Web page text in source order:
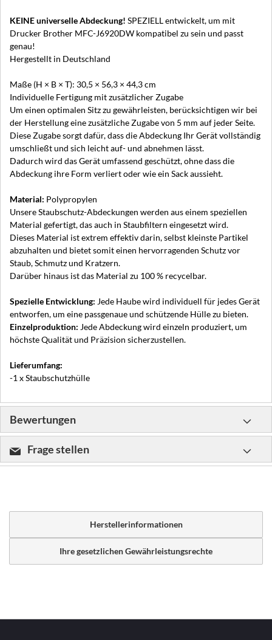
KEINE universelle Abdeckung! SPEZIELL entwickelt, um mit
Drucker Brother MFC-J6920DW kompatibel zu sein und passt
genau!
Hergestellt in Deutschland
Maße (H × B × T): 30,5 × 56,3 × 44,3 cm
Individuelle Fertigung mit zusätzlicher Zugabe
Um einen optimalen Sitz zu gewährleisten, berücksichtigen wir bei
der Herstellung eine zusätzliche Zugabe von 5 mm auf jeder Seite.
Diese Zugabe sorgt dafür, dass die Abdeckung Ihr Gerät vollständig
umschließt und sich leicht auf- und abnehmen lässt.
Dadurch wird das Gerät umfassend geschützt, ohne dass die
Abdeckung ihre Form verliert oder wie ein Sack aussieht.
Material: Polypropylen
Unsere Staubschutz-Abdeckungen werden aus einem speziellen
Material gefertigt, das auch in Staubfiltern eingesetzt wird.
Dieses Material ist extrem effektiv darin, selbst kleinste Partikel
abzuhalten und bietet somit einen hervorragenden Schutz vor
Staub, Schmutz und Kratzern.
Darüber hinaus ist das Material zu 100 % recycelbar.
Spezielle Entwicklung: Jede Haube wird individuell für jedes Gerät
entworfen, um eine passgenaue und schützende Hülle zu bieten.
Einzelproduktion: Jede Abdeckung wird einzeln produziert, um
höchste Qualität und Präzision sicherzustellen.
Lieferumfang:
-1 x Staubschutzhülle
Bewertungen
Frage stellen
Herstellerinformationen
Ihre gesetzlichen Gewährleistungsrechte